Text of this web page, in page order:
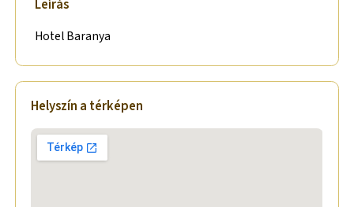
Leírás
Hotel Baranya
Helyszín a térképen